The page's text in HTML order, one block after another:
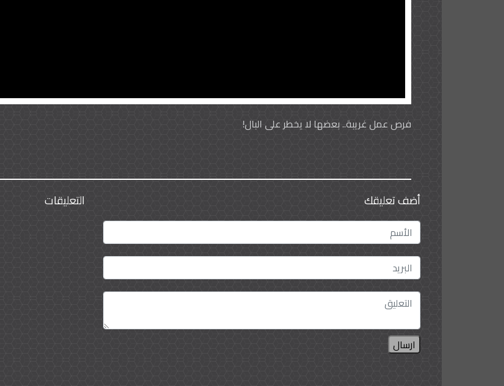
فرص عمل غريبة.. بعضها لا يخطر على البال!
أضف تعليقك
ارسال
التعليقات